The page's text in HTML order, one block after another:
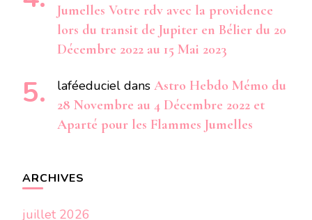
Jumelles Votre rdv avec la providence
lors du transit de Jupiter en Bélier du 20
Décembre 2022 au 15 Mai 2023
laféeduciel dans Astro Hebdo Mémo du
28 Novembre au 4 Décembre 2022 et
Aparté pour les Flammes Jumelles
ARCHIVES
juillet 2026